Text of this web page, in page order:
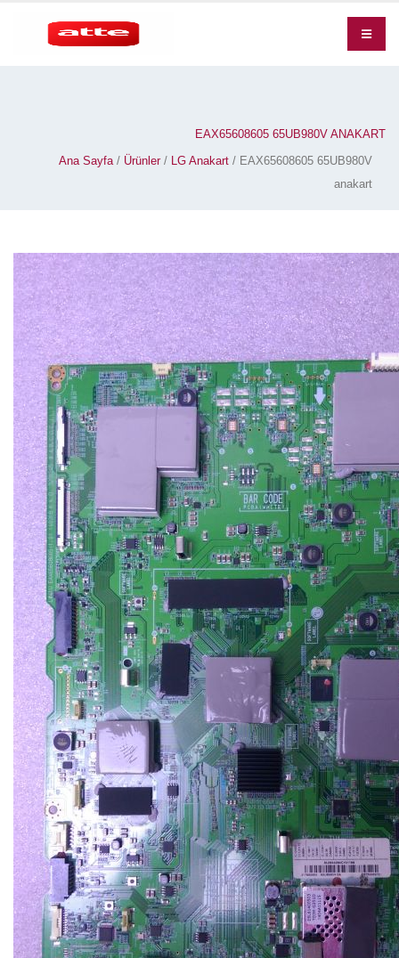
EAX65608605 65UB980V ANAKART
Ana Sayfa/ Ürünler/ LG Anakart / EAX65608605 65UB980V
anakart